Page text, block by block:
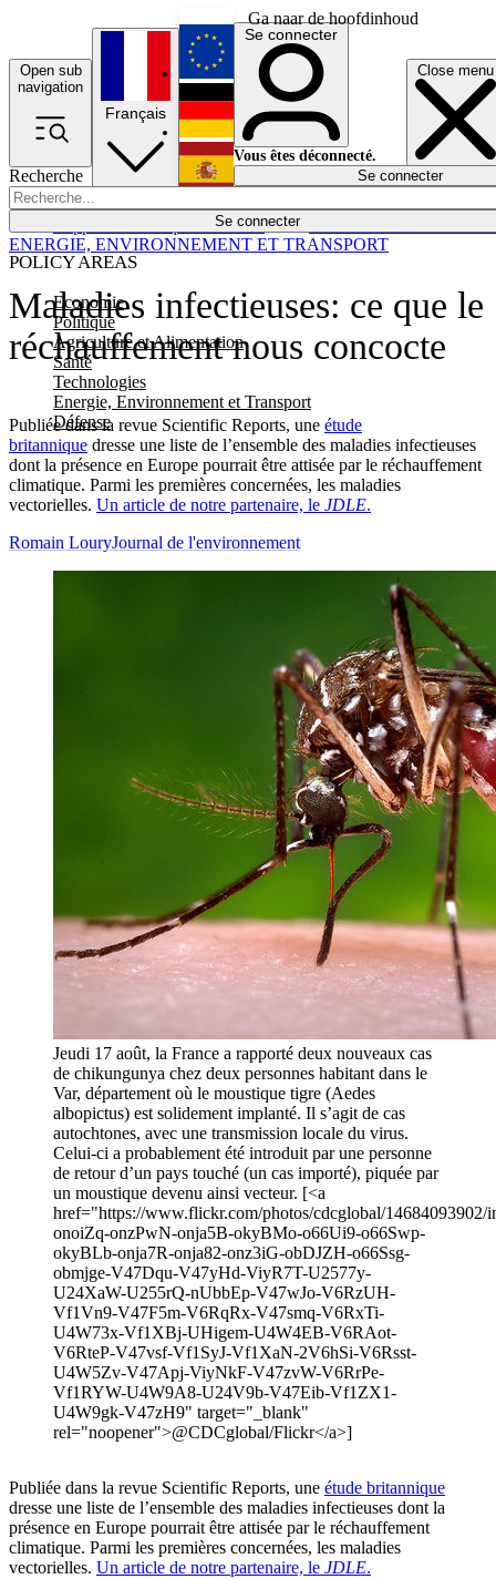
Ga naar de hoofdinhoud
Open sub
navigation
Close menu
Recherche
Se connecter
POLICY AREAS
Economie
Politique
Agriculture et Alimentation
Santé
Technologies
Energie, Environnement et Transport
Défense
Économie
Français
English
Deutsch
Español
Se connecter
Vous êtes déconnecté.
Se connecter
Maladies infectieuses: ce que le
réchauffement nous concocte
Publiée dans la revue Scientific Reports, une étude
britannique dresse une liste de l’ensemble des maladies infectieuses
dont la présence en Europe pourrait être attisée par le réchauffement
climatique. Parmi les premières concernées, les maladies
vectorielles. Un article de notre partenaire, le JDLE.
ENERGIE, ENVIRONNEMENT ET TRANSPORT
Romain LouryJournal de l'environnement
Jeudi 17 août, la France a rapporté deux nouveaux cas
de chikungunya chez deux personnes habitant dans le
Var, département où le moustique tigre (Aedes
albopictus) est solidement implanté. Il s’agit de cas
autochtones, avec une transmission locale du virus.
Celui-ci a probablement été introduit par une personne
de retour d’un pays touché (un cas importé), piquée par
un moustique devenu ainsi vecteur. [<a
href="https://www.flickr.com/photos/cdcglobal/14684093902/
onoiZq-onzPwN-onja5B-okyBMo-o66Ui9-o66Swp-
okyBLb-onja7R-onja82-onz3iG-obDJZH-o66Ssg-
obmjge-V47Dqu-V47yHd-ViyR7T-U2577y-
U24XaW-U255rQ-nUbbEp-V47wJo-V6RzUH-
Vf1Vn9-V47F5m-V6RqRx-V47smq-V6RxTi-
U4W73x-Vf1XBj-UHigem-U4W4EB-V6RAot-
V6RteP-V47vsf-Vf1SyJ-Vf1XaN-2V6hSi-V6Rsst-
U4W5Zv-V47Apj-ViyNkF-V47zvW-V6RrPe-
Vf1RYW-U4W9A8-U24V9b-V47Eib-Vf1ZX1-
U4W9gk-V47zH9" target="_blank"
rel="noopener">@CDCglobal/Flickr</a>]
Publiée dans la revue Scientific Reports, une étude britannique
dresse une liste de l’ensemble des maladies infectieuses dont la
présence en Europe pourrait être attisée par le réchauffement
climatique. Parmi les premières concernées, les maladies
vectorielles. Un article de notre partenaire, le JDLE.